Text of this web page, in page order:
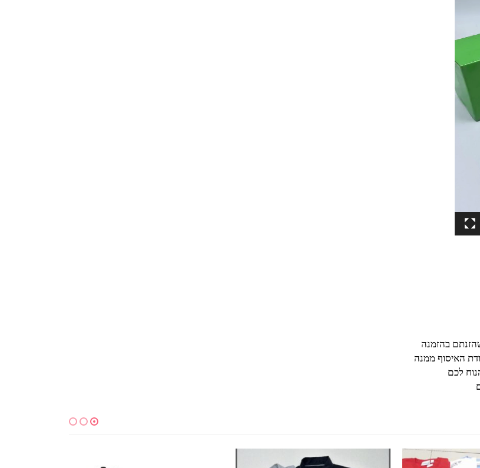
בהזמנה
האיסוף ממנה
לכם
למוצר זה יש מספר סוגים. ניתן לבחור את האפשרויות בעמוד המוצר